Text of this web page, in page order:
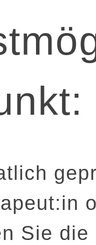
Sie